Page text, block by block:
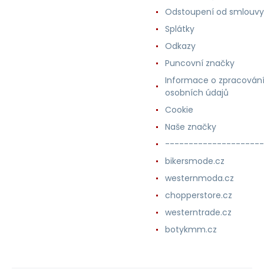
Odstoupení od smlouvy
Splátky
Odkazy
Puncovní značky
Informace o zpracování
osobních údajů
Cookie
Naše značky
bikersmode.cz
westernmoda.cz
chopperstore.cz
westerntrade.cz
botykmm.cz